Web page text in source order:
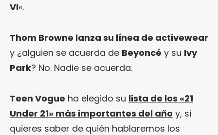
VI«.
Thom Browne lanza su línea de activewear
y ¿alguien se acuerda de Beyoncé y su Ivy
Park? No. Nadie se acuerda.
Teen Vogue ha elegido su lista de los «21
Under 21» más importantes del año y, si
quieres saber de quién hablaremos los